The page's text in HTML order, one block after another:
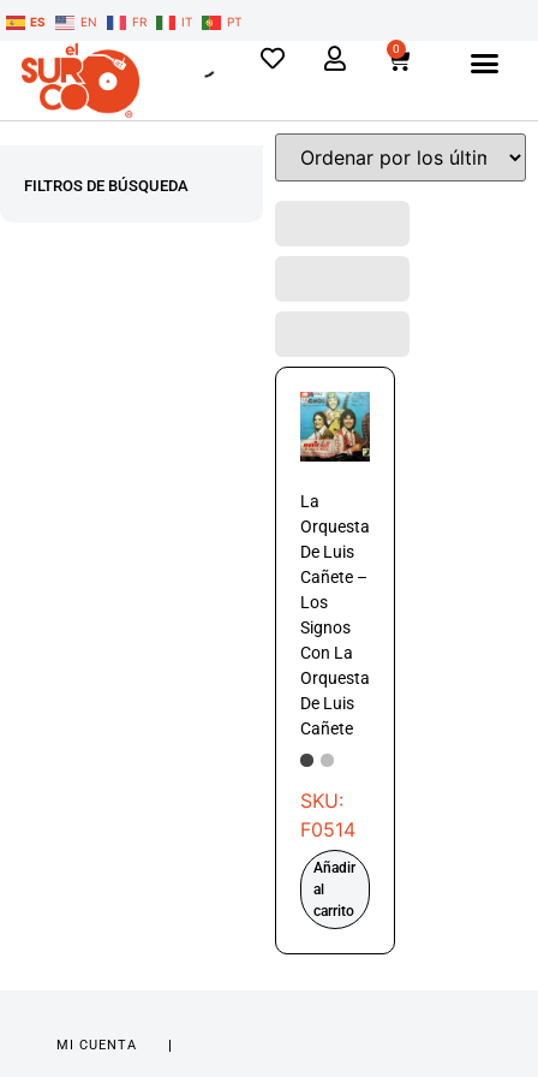
ES EN FR IT PT
0
FILTROS DE BÚSQUEDA
La
Orquesta
De Luis
Cañete –
Los
Signos
Con La
Orquesta
De Luis
Cañete
SKU:
F0514
Añadir
al
carrito
MI CUENTA